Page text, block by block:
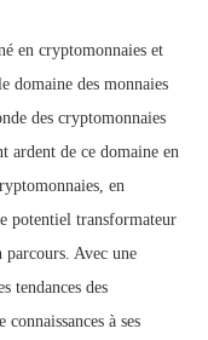
en cryptomonnaies et
domaine des monnaies
des cryptomonnaies
ardent de ce domaine en
en
potentiel transformateur
Avec une
tendances des
à ses